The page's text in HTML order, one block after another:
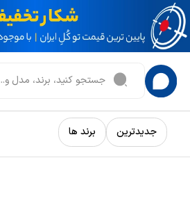
جدیدترین برند ها